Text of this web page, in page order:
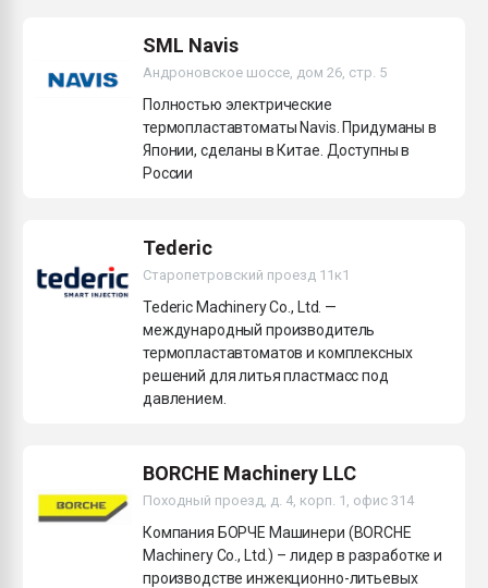
SML Navis
Андроновское шоссе, дом 26, стр. 5
Полностью электрические
термопластавтоматы Navis. Придуманы в
Японии, сделаны в Китае. Доступны в
России
Tederic
Старопетровский проезд 11к1
Tederic Machinery Co., Ltd. —
международный производитель
термопластавтоматов и комплексных
решений для литья пластмасс под
давлением.
BORCHE Machinery LLC
Походный проезд, д. 4, корп. 1, офис 314
Компания БОРЧЕ Машинери (BORCHE
Machinery Co., Ltd.) – лидер в разработке и
производстве инжекционно-литьевых